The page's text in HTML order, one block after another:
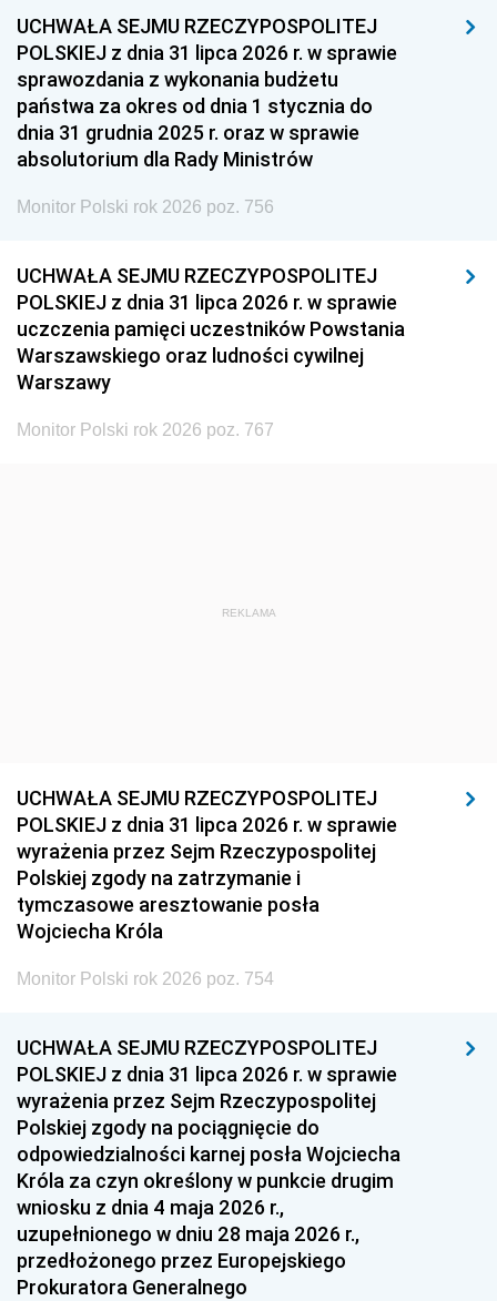
1954 1953 1952
1951 1950
1948 1947 1946
1939 1938
UCHWAŁA SEJMU RZECZYPOSPOLITEJ
POLSKIEJ z dnia 31 lipca 2026 r. w sprawie
sprawozdania z wykonania budżetu
państwa za okres od dnia 1 stycznia do
dnia 31 grudnia 2025 r. oraz w sprawie
absolutorium dla Rady Ministrów
Monitor Polski rok 2026 poz. 756
UCHWAŁA SEJMU RZECZYPOSPOLITEJ
POLSKIEJ z dnia 31 lipca 2026 r. w sprawie
uczczenia pamięci uczestników Powstania
Warszawskiego oraz ludności cywilnej
Warszawy
Monitor Polski rok 2026 poz. 767
REKLAMA
UCHWAŁA SEJMU RZECZYPOSPOLITEJ
POLSKIEJ z dnia 31 lipca 2026 r. w sprawie
wyrażenia przez Sejm Rzeczypospolitej
Polskiej zgody na zatrzymanie i
tymczasowe aresztowanie posła
Wojciecha Króla
Monitor Polski rok 2026 poz. 754
UCHWAŁA SEJMU RZECZYPOSPOLITEJ
POLSKIEJ z dnia 31 lipca 2026 r. w sprawie
wyrażenia przez Sejm Rzeczypospolitej
Polskiej zgody na pociągnięcie do
odpowiedzialności karnej posła Wojciecha
Króla za czyn określony w punkcie drugim
wniosku z dnia 4 maja 2026 r.,
uzupełnionego w dniu 28 maja 2026 r.,
przedłożonego przez Europejskiego
Prokuratora Generalnego